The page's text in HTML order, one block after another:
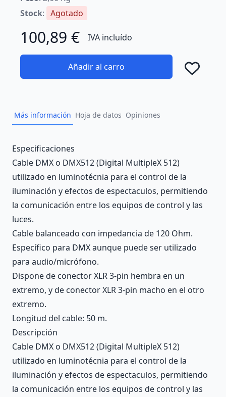
Stock: Agotado
100,89 € IVA incluído
Añadir al carro
Más información Hoja de datos Opiniones
Description
Especificaciones
Cable DMX o DMX512 (Digital MultipleX 512)
utilizado en luminotécnia para el control de la
iluminación y efectos de espectaculos, permitiendo
la comunicación entre los equipos de control y las
luces.
Cable balanceado con impedancia de 120 Ohm.
Específico para DMX aunque puede ser utilizado
para audio/micrófono.
Dispone de conector XLR 3-pin hembra en un
extremo, y de conector XLR 3-pin macho en el otro
extremo.
Longitud del cable: 50 m.
Descripción
Cable DMX o DMX512 (Digital MultipleX 512)
utilizado en luminotécnia para el control de la
iluminación y efectos de espectaculos, permitiendo
la comunicación entre los equipos de control y las